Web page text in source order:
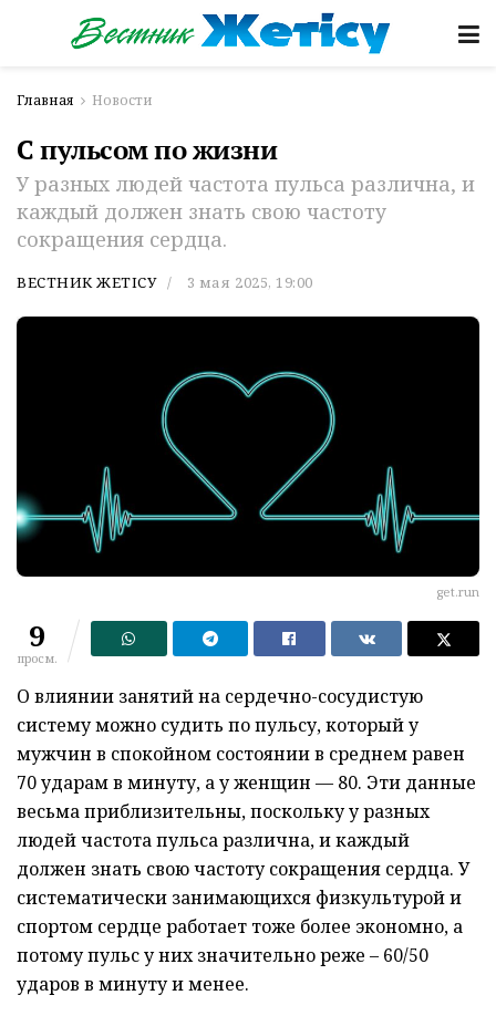
Главная Новости
С пульсом по жизни
У разных людей частота пульса различна, и
каждый должен знать свою частоту
сокращения сердца.
ВЕСТНИК ЖЕТІСУ 3 мая 2025, 19:00
get.run
9
просм.
О влиянии занятий на сердечно-сосудистую
систему можно судить по пульсу, который у
мужчин в спокойном состоянии в среднем равен
70 ударам в минуту, а у женщин — 80. Эти данные
весьма приблизительны, поскольку у разных
людей частота пульса различна, и каждый
должен знать свою частоту сокращения сердца. У
систематически занимающихся физкультурой и
спортом сердце работает тоже более экономно, а
потому пульс у них значительно реже – 60/50
ударов в минуту и менее.